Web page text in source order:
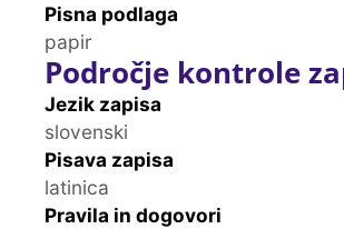
Pisna podlaga
papir
Področje kontrole
Jezik zapisa
slovenski
Pisava zapisa
latinica
Pravila in dogovori